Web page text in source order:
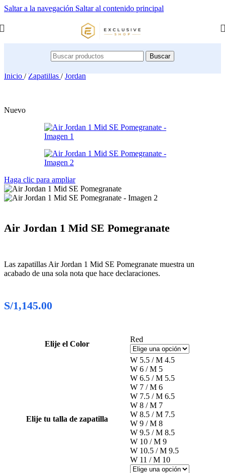
Saltar a la navegación Saltar al contenido principal
Buscar
Inicio/ Zapatillas/ Jordan
Nuevo
Haga clic para ampliar
Air Jordan 1 Mid SE Pomegranate
Las zapatillas Air Jordan 1 Mid SE Pomegranate muestra un
acabado de una sola nota que hace declaraciones.
S/1,145.00
Elije el Color
Red
Elije tu talla de zapatilla
W 5.5 / M 4.5
W 6 / M 5
W 6.5 / M 5.5
W 7 / M 6
W 7.5 / M 6.5
W 8 / M 7
W 8.5 / M 7.5
W 9 / M 8
W 9.5 / M 8.5
W 10 / M 9
W 10.5 / M 9.5
W 11 / M 10